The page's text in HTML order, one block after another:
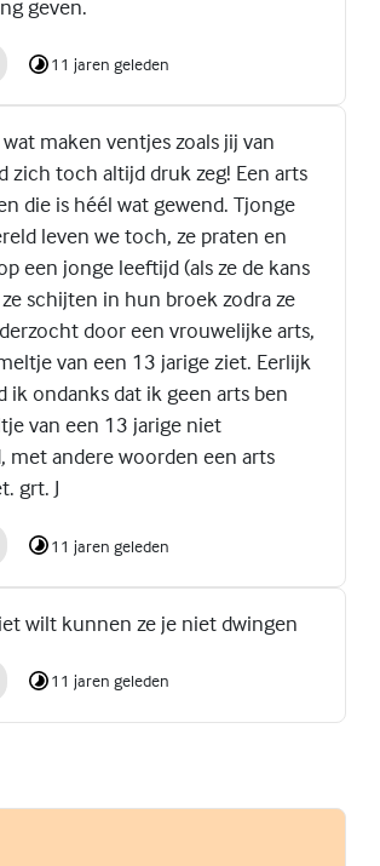
geven.
11 jaren geleden
wat maken ventjes zoals jij van
zich toch altijd druk zeg! Een arts
die is héél wat gewend. Tjonge
leven we toch, ze praten en
een jonge leeftijd (als ze de kans
schijten in hun broek zodra ze
door een vrouwelijke arts,
van een 13 jarige ziet. Eerlijk
ik ondanks dat ik geen arts ben
van een 13 jarige niet
met andere woorden een arts
grt. J
11 jaren geleden
wilt kunnen ze je niet dwingen
11 jaren geleden